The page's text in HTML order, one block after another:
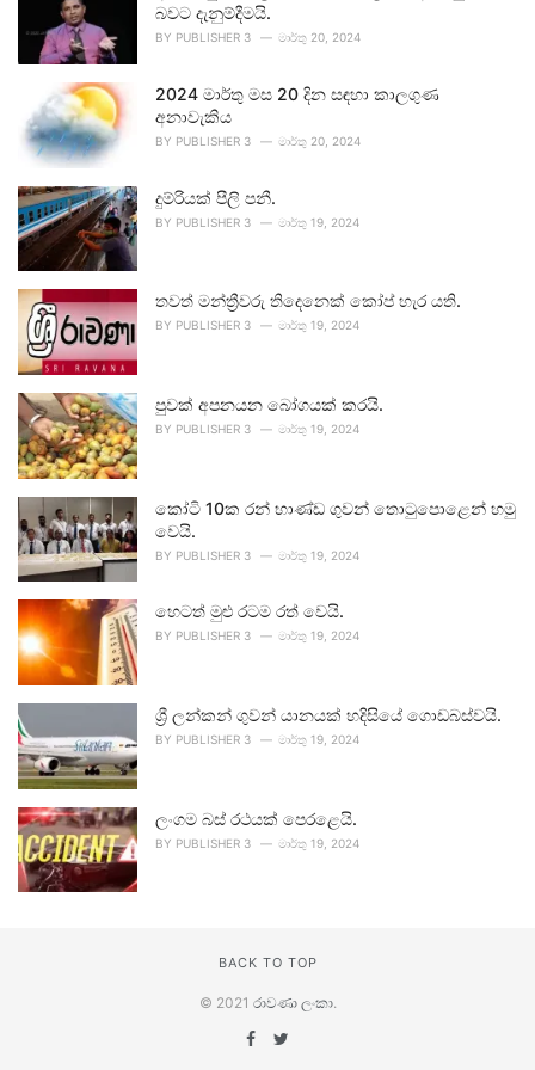
බවට දැනුම්දීමයි.
BY PUBLISHER 3 මාර්තු 20, 2024
2024 මාර්තු මස 20 දින සඳහා කාලගුණ
අනාවැකිය
BY PUBLISHER 3 මාර්තු 20, 2024
දුම්රියක් පීලි පනී.
BY PUBLISHER 3 මාර්තු 19, 2024
තවත් මන්ත්‍රීවරු තිදෙනෙක් කෝප් හැර යති.
BY PUBLISHER 3 මාර්තු 19, 2024
පුවක් අපනයන බෝගයක් කරයි.
BY PUBLISHER 3 මාර්තු 19, 2024
කෝටි 10ක රන් භාණ්ඩ ගුවන් තොටුපොළෙන් හමු
වෙයි.
BY PUBLISHER 3 මාර්තු 19, 2024
හෙටත් මුළු රටම රත් වෙයි.
BY PUBLISHER 3 මාර්තු 19, 2024
ශ්‍රී ලන්කන් ගුවන් යානයක් හදිසියේ ගොඩබස්වයි.
BY PUBLISHER 3 මාර්තු 19, 2024
ලංගම බස් රථයක් පෙරළෙයි.
BY PUBLISHER 3 මාර්තු 19, 2024
BACK TO TOP
© 2021 රාවණා ලංකා.